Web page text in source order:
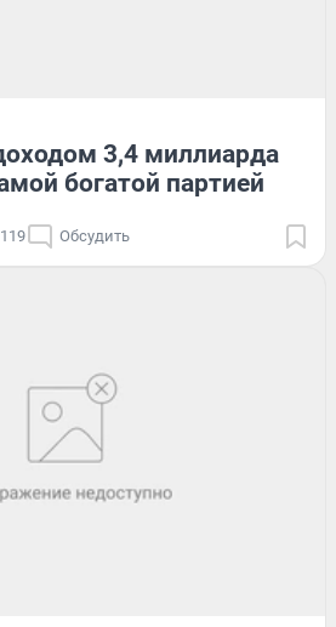
3,4 миллиарда
богатой партией
119 Обсудить